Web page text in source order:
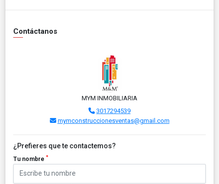
Contáctanos
MYM INMOBILIARIA
3017294539
mymconstruccionesventas@gmail.com
¿Prefieres que te contactemos?
Tu nombre *